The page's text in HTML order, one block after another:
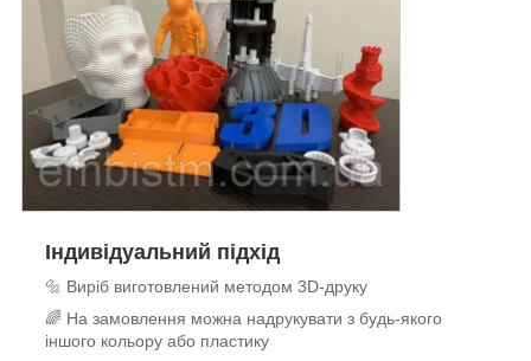
Індивідуальний підхід
🔩 Виріб виготовлений методом 3D-друку
🌈 На замовлення можна надрукувати з будь-якого
іншого кольору або пластику